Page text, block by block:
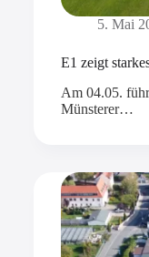
5. Mai
E1 zeigt
Am 04.05.
Münsterer…